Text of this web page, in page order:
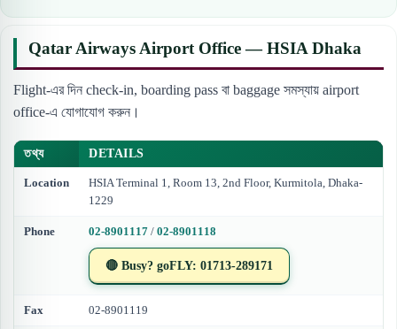
Qatar Airways Airport Office — HSIA Dhaka
Flight-এর দিন check-in, boarding pass বা baggage সমস্যায় airport
office-এ যোগাযোগ করুন।
তথ্য DETAILS
Location
HSIA Terminal 1, Room 13, 2nd Floor, Kurmitola, Dhaka-
1229
Phone 02-8901117 / 02-8901118
🔴 Busy? goFLY: 01713-289171
Fax 02-8901119